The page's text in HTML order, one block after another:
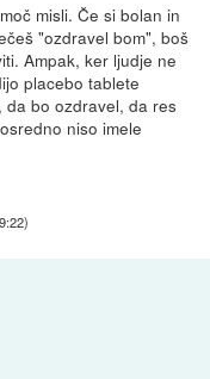
misli. Če si bolan in
"ozdravel bom", boš
Ampak, ker ljudje ne
placebo tablete
da bo ozdravel, da res
niso imele
)